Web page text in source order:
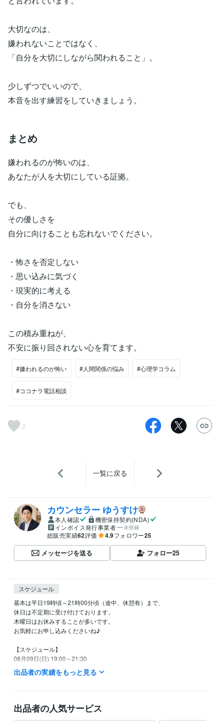
大切なのは、
嫌われないことではなく、
「自分を大切にしながら関われること」。
少しずつでいいので、
本音を出す練習をしていきましょう。
まとめ
嫌われるのが怖いのは、
あなたが人を大切にしている証拠。
でも、
その優しさを
自分に向けることも忘れないでください。
・怖さを否定しない
・思い込みに気づく
・現実的に考える
・自分を消さない
この積み重ねが、
不安に振り回されない心を育てます。
#嫌われるのが怖い #人間関係の悩み #心理学コラム
#ココナラ電話相談
2
一覧に戻る
カウンセラー ゆうすけ
本人確認
機密保持契約(NDA)
インボイス発行事業者
未登録
総販売実績62評価 4.9フォロワー25
メッセージを送る フォロー25
スケジュール
基本は平日19時頃～21時00分頃（途中、休憩有）まで、
休日は不定期に受け付けております。
木曜日はお休みすることが多いです。
お気軽にお申し込みくださいね♪
【スケジュール】
08月09日(日) 19:00～21:30
以降は未定です。
※ 時間は変更する可能性があります。
経験職種
出品者の実績をもっと見る
出品者の人気サービス